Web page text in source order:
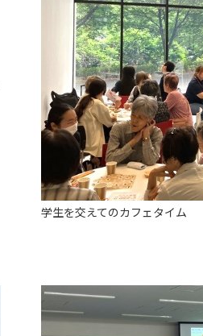
学生を交えてのカフェタイム